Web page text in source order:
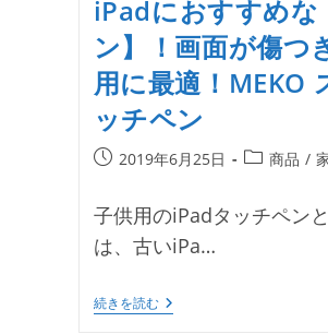
iPadにおすすめな
ン】！画面が傷つ
用に最適！MEKO
ッチペン
投
公
開
日:
2019年6月25日
投
テ
商品 /
子供用のiPadタッチペン
は、古いiPa…
続きを読むIPad
に